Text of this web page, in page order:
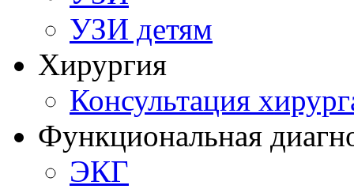
УЗИ детям
Хирургия
Консультация
Функциональная
ЭКГ